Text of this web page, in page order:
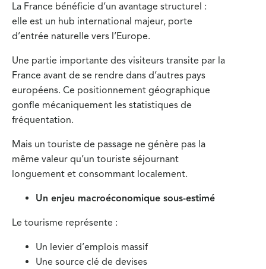
La France bénéficie d’un avantage structurel :
elle est un hub international majeur, porte
d’entrée naturelle vers l’Europe.
Une partie importante des visiteurs transite par la
France avant de se rendre dans d’autres pays
européens. Ce positionnement géographique
gonfle mécaniquement les statistiques de
fréquentation.
Mais un touriste de passage ne génère pas la
même valeur qu’un touriste séjournant
longuement et consommant localement.
Un enjeu macroéconomique sous-estimé
Le tourisme représente :
Un levier d’emplois massif
Une source clé de devises